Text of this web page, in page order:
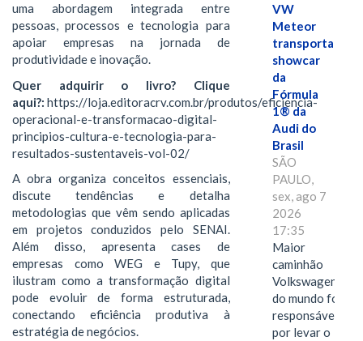
uma abordagem integrada entre
pessoas, processos e tecnologia para
apoiar empresas na jornada de
produtividade e inovação.
Quer adquirir o livro? Clique
aqui?: https://loja.editoracrv.com.br/produtos/eficiencia-
operacional-e-transformacao-digital-
principios-cultura-e-tecnologia-para-
resultados-sustentaveis-vol-02/
A obra organiza conceitos essenciais,
discute tendências e detalha
metodologias que vêm sendo aplicadas
em projetos conduzidos pelo SENAI.
Além disso, apresenta cases de
empresas como WEG e Tupy, que
ilustram como a transformação digital
pode evoluir de forma estruturada,
conectando eficiência produtiva à
estratégia de negócios.
VW
Meteor
transporta
showcar
da
Fórmula
1® da
Audi do
Brasil
SÃO
PAULO,
sex, ago 7
2026
17:35
Maior
caminhão
Volkswagen
do mundo foi
responsável
por levar o